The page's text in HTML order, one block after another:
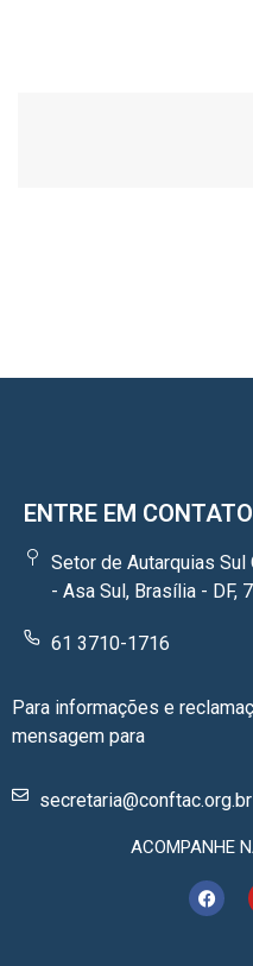
ENTRE EM CONTATO
Setor de Autarquias Sul
- Asa Sul, Brasília - DF,
61 3710-1716
Para informações e
mensagem para
secretaria@conftac.org.br
ACOMPANHE